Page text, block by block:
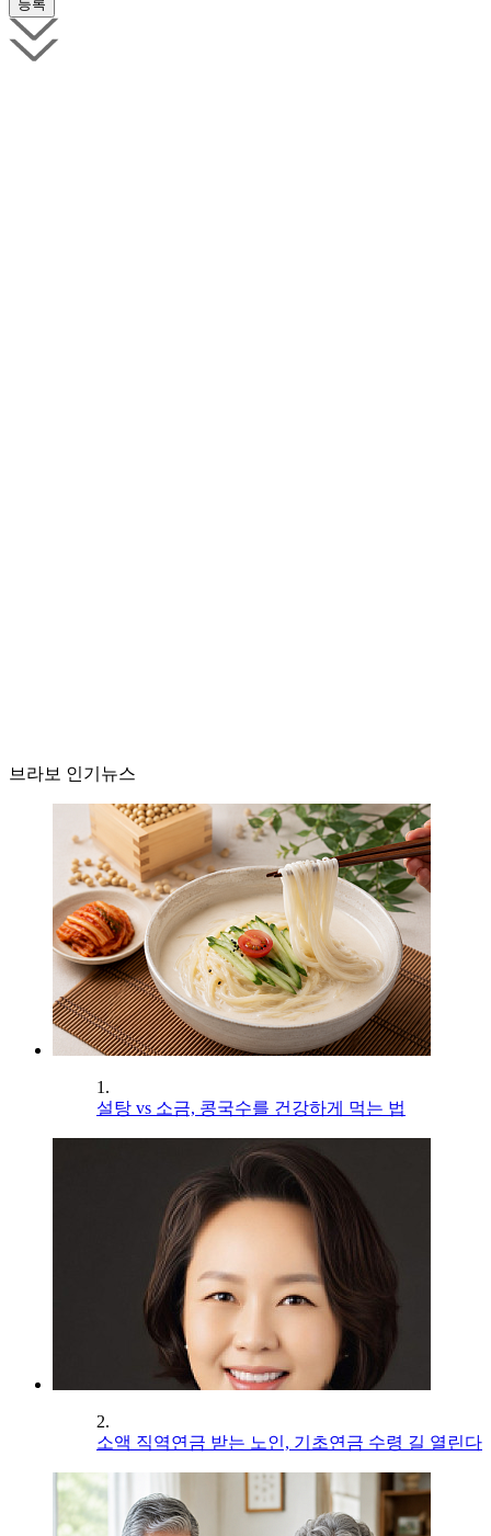
브라보 인기뉴스
1.
설탕 vs 소금, 콩국수를 건강하게 먹는 법
2.
소액 직역연금 받는 노인, 기초연금 수령 길 열린다